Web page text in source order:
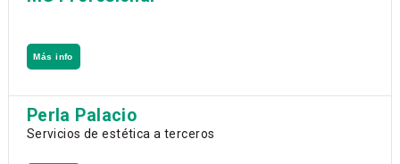
Más info
Perla Palacio
Servicios de estética a terceros